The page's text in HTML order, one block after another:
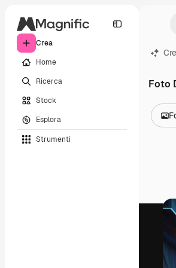
Crea
Home
Ricerca
Stock
Esplora
Strumenti
Foto
Video
Clip
Icone
Font